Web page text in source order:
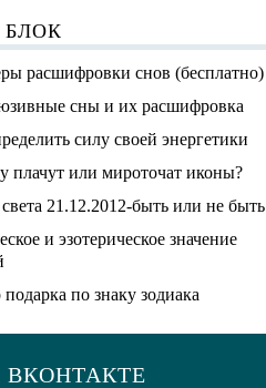
расшифровки снов (бесплатно)
сны и их расшифровка
силу своей энергетики
плачут или мироточат иконы?
21.12.2012-быть или не быть
и эзотерическое значение
по знаку зодиака